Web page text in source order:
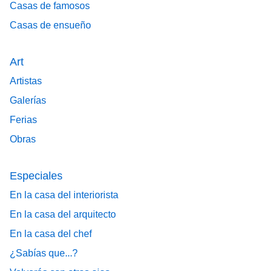
Casas de famosos
Casas de ensueño
Art
Artistas
Galerías
Ferias
Obras
Especiales
En la casa del interiorista
En la casa del arquitecto
En la casa del chef
¿Sabías que...?